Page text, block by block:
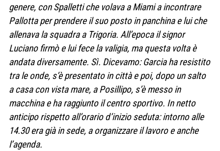
genere, con Spalletti che volava a Miami a incontrare
Pallotta per prendere il suo posto in panchina e lui che
allenava la squadra a Trigoria. All’epoca il signor
Lucianofirmò e lui fece la valigia, ma questa volta è
andata diversamente. Sì. Dicevamo: Garcia ha resistito
tra le onde, s’è presentato in città e poi, dopo un salto
a casa con vista mare, a Posillipo, s’è messo in
macchina e ha raggiunto il centro sportivo. In netto
anticipo rispetto all’orario d’inizio seduta: intorno alle
14.30 era già in sede, a organizzare il lavoro e anche
l’agenda.